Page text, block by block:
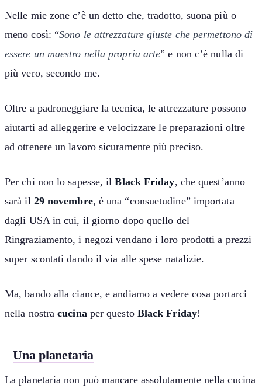
Nelle mie zone c’è un detto che, tradotto, suona più o
meno così: “Sono le attrezzature giuste che permettono di
essere un maestro nella propria arte” e non c’è nulla di
più vero, secondo me.
Oltre a padroneggiare la tecnica, le attrezzature possono
aiutarti ad alleggerire e velocizzare le preparazioni oltre
ad ottenere un lavoro sicuramente più preciso.
Per chi non lo sapesse, ilBlack Friday, che quest’anno
sarà il 29 novembre, è una “consuetudine” importata
dagli USA in cui, il giorno dopo quello del
Ringraziamento, i negozi vendano i loro prodotti a prezzi
super scontati dando il via alle spese natalizie.
Ma, bando alla ciance, e andiamo a vedere cosa portarci
nella nostracucina per questoBlack Friday!
Una planetaria
La planetaria non può mancare assolutamente nella cucina